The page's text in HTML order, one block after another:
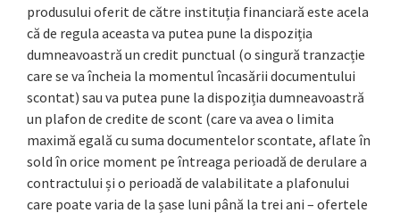
produsului oferit de către instituția financiară este acela
că de regula aceasta va putea pune la dispoziția
dumneavoastră un credit punctual (o singură tranzacție
care se va încheia la momentul încasării documentului
scontat) sau va putea pune la dispoziția dumneavoastră
un plafon de credite de scont (care va avea o limita
maximă egală cu suma documentelor scontate, aflate în
sold în orice moment pe întreaga perioadă de derulare a
contractului și o perioadă de valabilitate a plafonului
care poate varia de la șase luni până la trei ani – ofertele